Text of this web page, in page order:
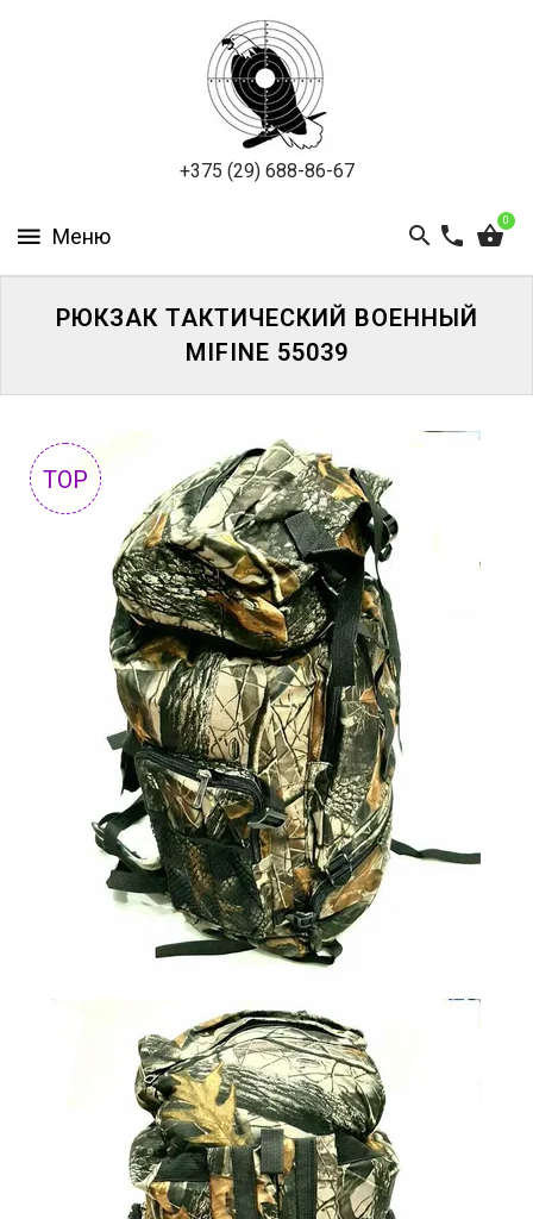
+375 (29) 688-86-67
0
ОПТИКА
ЭКИПИРОВКА
И
РЮКЗАК ТАКТИЧЕСКИЙ ВОЕННЫЙ
MIFINE 55039
TOP